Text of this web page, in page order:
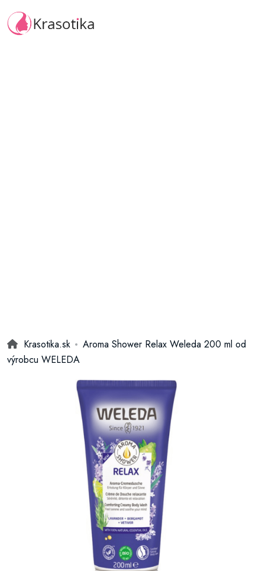
Krasotika.sk
Aroma Shower Relax Weleda 200 ml od
výrobcu WELEDA